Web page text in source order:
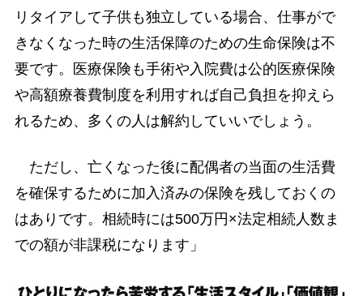
リタイアして子供も独立している場合、仕事がで
きなくなった時の生活保障のための生命保険は不
要です。医療保険も手術や入院費は公的医療保険
や高額療養費制度を利用すれば自己負担を抑えら
れるため、多くの人は解約していいでしょう。
ただし、亡くなった後に配偶者の当面の生活費
を確保するために加入済みの保険を残しておくの
はありです。相続時には500万円×法定相続人数ま
での額が非課税になります」